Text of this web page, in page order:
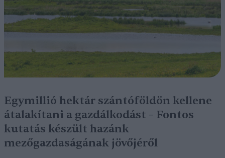
Egymillió hektár szántóföldön kellene
átalakítani a gazdálkodást – Fontos
kutatás készült hazánk
mezőgazdaságának jövőjéről